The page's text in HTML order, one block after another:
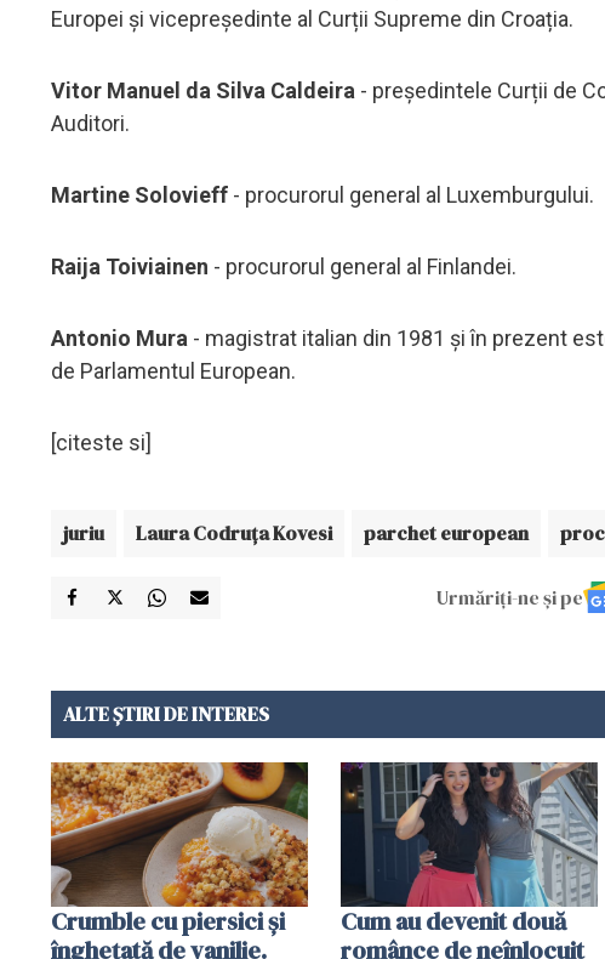
Europei și vicepreședinte al Curții Supreme din Croația.
Vitor Manuel da Silva Caldeira - președintele Curții de
Auditori.
Martine Solovieff - procurorul general al Luxemburgului.
Raija Toiviainen - procurorul general al Finlandei.
Antonio Mura - magistrat italian din 1981 și în prezent
de Parlamentul European.
[citeste si]
juriu Laura Codruţa Kovesi parchet european
Urmăriți-ne și pe
ALTE ȘTIRI DE INTERES
Crumble cu piersici și
înghețată de vanilie.
Cum au devenit două
românce de neînlocuit